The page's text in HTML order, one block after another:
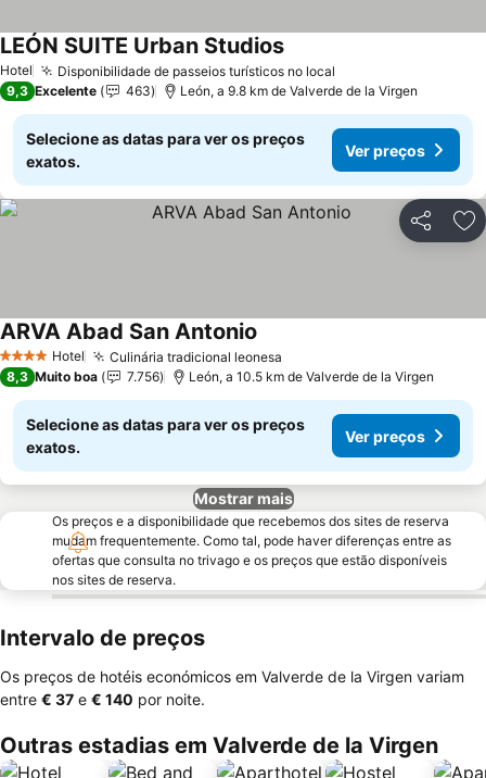
Hotel Disponibilidade de passeios turísticos no local
LEÓN SUITE Urban Studios
9,3 Excelente 463 León, a 9.8 km de Valverde de la Virgen
Selecione as datas para ver os preços
exatos.
Ver preços
Partilhar
4 EstrelasHotel Culinária tradicional leonesa
ARVA Abad San Antonio
8,3 Muito boa 7.756 León, a 10.5 km de Valverde de la Virgen
Selecione as datas para ver os preços
exatos.
Ver preços
Mostrar mais
Os preços e a disponibilidade que recebemos dos sites de reserva
mudam frequentemente. Como tal, pode haver diferenças entre as
ofertas que consulta no trivago e os preços que estão disponíveis
nos sites de reserva.
Intervalo de preços
Os preços de hotéis económicos em Valverde de la Virgen variam
entre ‎€ 37 e ‎€ 140 por noite.
Outras estadias em Valverde de la Virgen